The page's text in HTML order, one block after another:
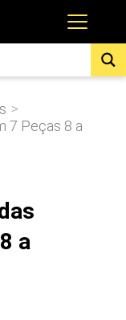
>
7 Peças 8 a
a